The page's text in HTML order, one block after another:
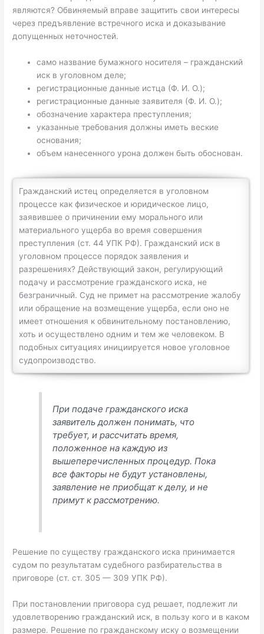
являются? Обвиняемый вправе защитить свои интересы
через предъявление встречного иска и доказывание
допущенных неточностей.
само название бумажного носителя – гражданский
иск в уголовном деле;
регистрационные данные истца (Ф. И. О.);
регистрационные данные заявителя (Ф. И. О.);
обозначение характера преступления;
указанные требования должны иметь веские
основания;
объем нанесенного урона должен быть обоснован.
Гражданский истец определяется в уголовном
процессе как физическое и юридическое лицо,
заявившее о причинении ему морального или
материального ущерба во время совершения
преступления (ст. 44 УПК РФ). Гражданский иск в
уголовном процессе порядок заявления и
разрешениях? Действующий закон, регулирующий
подачу и рассмотрение гражданского иска, не
безграничный. Суд не примет на рассмотрение жалобу
или обращение на возмещение ущерба, если оно не
имеет отношения к обвинительному постановлению,
хоть и осуществлено одним и тем же человеком. В
подобных ситуациях инициируется новое уголовное
судопроизводство.
При подаче гражданского иска
заявитель должен понимать, что
требует, и рассчитать время,
положенное на каждую из
вышеперечисленных процедур. Пока
все факторы не будут установлены,
заявление не приобщат к делу, и не
примут к рассмотрению.
Решение по существу гражданского иска принимается
судом по результатам судебного разбирательства в
приговоре (ст. ст. 305 — 309 УПК РФ).
При постановлении приговора суд решает, подлежит ли
удовлетворению гражданский иск, в пользу кого и в каком
размере. Решение по гражданскому иску о возмещении